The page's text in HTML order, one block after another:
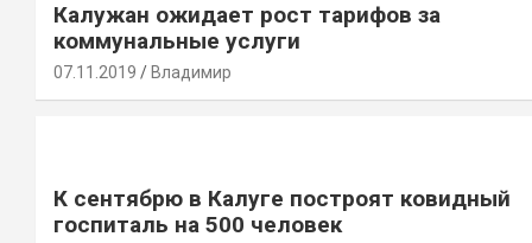
Калужан ожидает рост тарифов за
коммунальные услуги
07.11.2019 Владимир
К сентябрю в Калуге построят ковидный
госпиталь на 500 человек